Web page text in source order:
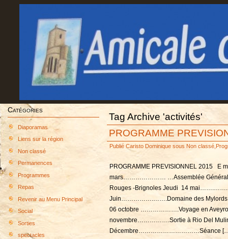
Catégories
Diaporamas
Liens sur la région
Non classé
Permanences
Programmes
Repas
Revenir au Menu Principal
Social
Sorties
spectacles
Tag Archive 'activités'
PROGRAMME
Publié Caristo Dominique sous Non classé
PROGRAMME PREVISIONNEL 2015 E
mars………………… …Assemblée
Rouges -Brignoles Jeudi 14
Juin…………….…….Domaine des Mylords -
06 octobre ……………….Voyage en
novembre…………….Sortie à Rio Del
Décembre…………………………Séance